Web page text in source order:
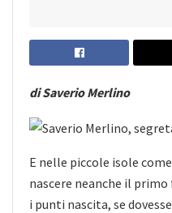
di Saverio Merlino
E nelle piccole isole
nascere neanche il
i punti nascita, se